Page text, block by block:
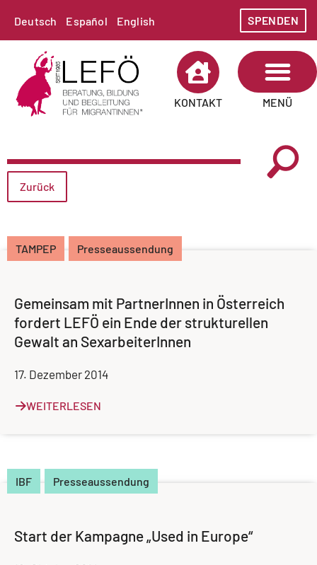
Deutsch Español English SPENDEN
KONTAKT MENÜ
Zurück
TAMPEP Presseaussendung
Gemeinsam mit PartnerInnen in Österreich
fordert LEFÖ ein Ende der strukturellen
Gewalt an SexarbeiterInnen
17. Dezember 2014
WEITERLESEN
IBF Presseaussendung
Start der Kampagne „Used in Europe“